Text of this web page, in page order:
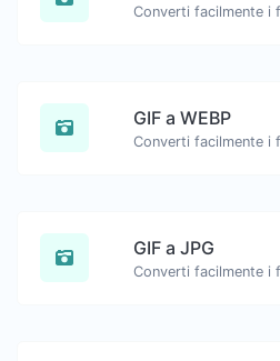
GIF a WEBP
GIF a JPG